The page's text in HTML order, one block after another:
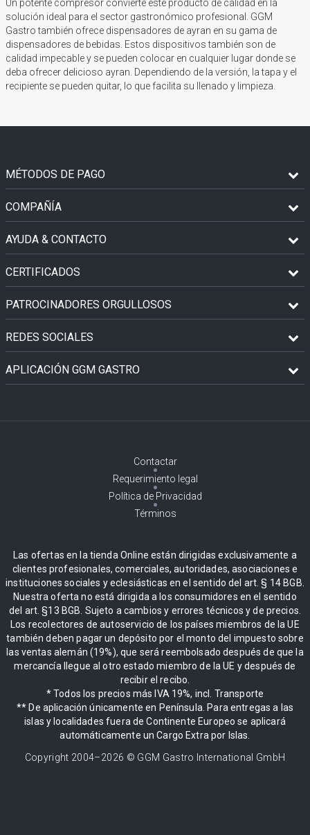
Un potente compresor convierte este producto de calidad en la
solución ideal para el sector gastronómico profesional. GGM
Gastro también ofrece dispensadores de ayran en su gama de
dispensadores de bebidas. Estos dispositivos también son de
calidad impecable y se pueden colocar en cualquier lugar donde se
deba ofrecer delicioso ayran. Dependiendo de la versión, la tapa y el
recipiente se pueden quitar, lo que facilita su llenado y limpieza.
MÉTODOS DE PAGO
COMPAÑÍA
AYUDA & CONTACTO
CERTIFICADOS
PATROCINADORES ORGULLOSOS
REDES SOCIALES
APLICACIÓN GGM GASTRO
Contactar
Requerimiento legal
Política de Privacidad
Términos
Las ofertas en la tienda Online están dirigidas exclusivamente a
clientes profesionales, comerciales, autoridades, asociaciones e
instituciones sociales y eclesiásticas en el sentido del art. § 14 BGB.
Nuestra oferta no está dirigida a los consumidores en el sentido
del art. §13 BGB. Sujeto a cambios y errores técnicos y de precios.
Los recolectores de autoservicio de los países miembros de la UE
también deben pagar un depósito por el monto del impuesto sobre
las ventas alemán (19%), que será reembolsado después de que la
mercancía llegue al otro estado miembro de la UE y después de
recibir el recibo.
* Todos los precios más IVA 19%, incl. Transporte
** De aplicación únicamente en Península. Para entregas a las
islas y localidades fuera de Continente Europeo se aplicará
automáticamente un Cargo Extra por Islas.
Copyright 2004–2026 © GGM Gastro International GmbH